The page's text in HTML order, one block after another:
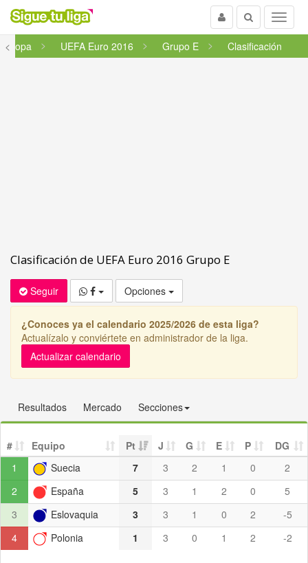
Menu
Buscar
Usuario
<
Europa UEFA Euro 2016 Grupo E Clasificación
Clasificación de UEFA Euro 2016 Grupo E
Seguir Opciones
¿Conoces ya el calendario 2025/2026 de esta liga?
Actualízalo y conviértete en administrador de la liga.
Actualizar calendario
Resultados Mercado Secciones
# Equipo Pt J G E P
DG
1
Suecia 7 3 2 1 0
2
2
España 5 3 1 2 0
5
3
Eslovaquia 3 3 1 0 2
-5
4
Polonia 1 3 0 1 2 -2